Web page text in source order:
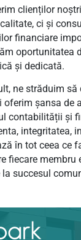
clienților
ci și
financiare
oportunitatea
și dedicată.
ne străduim
șansa de
contabilității și
integritatea,
în tot ceea ce
fiecare membru
succesul